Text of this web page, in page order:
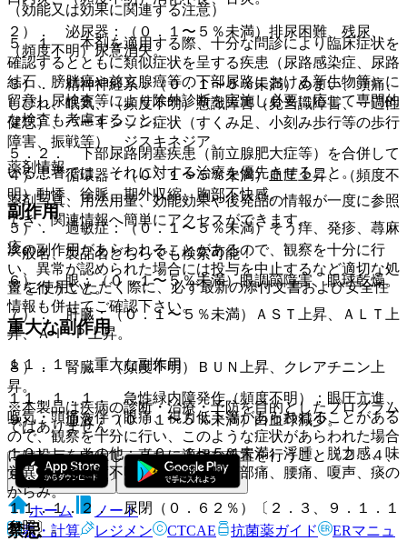
２）． 泌尿器：（０．１〜５％未満）排尿困難、残尿、
（頻度不明）尿意消失。
３）． 精神神経系：（０．１〜５％未満）めまい、頭痛、
しびれ、眠気、（頻度不明）意識障害（見当識障害、一過性
健忘）、パーキンソン症状（すくみ足、小刻み歩行等の歩行
障害、振戦等）、ジスキネジア。
４）． 循環器：（０．１〜５％未満）血圧上昇、（頻度不
明）動悸、徐脈、期外収縮、胸部不快感。
５）． 過敏症：（０．１〜５％未満）そう痒、発疹、蕁麻
疹。
６）． 眼：（０．１〜５％未満）眼調節障害、眼球乾燥。
７）． 肝臓：（０．１〜５％未満）ＡＳＴ上昇、ＡＬＴ上
昇、Ａｌ−Ｐ上昇。
８）． 腎臓：（頻度不明）ＢＵＮ上昇、クレアチニン上
昇。
９）． 血液：（０．１〜５％未満）白血球減少。
１０）． その他：（０．１〜５％未満）浮腫、脱力感、味
覚異常、（頻度不明）倦怠感、咽頭部痛、腰痛、嗄声、痰の
からみ。
禁忌
（効能又は効果に関連する注意）
５．１． 本剤を適用する際、十分な問診により臨床症状を
確認するとともに類似症状を呈する疾患（尿路感染症、尿路
結石、膀胱癌や前立腺癌等の下部尿路における新生物等）に
留意し尿検査等により除外診断を実施し必要に応じて専門的
な検査も考慮すること。
５．２． 下部尿路閉塞疾患（前立腺肥大症等）を合併して
いる患者では、それに対する治療を優先させること。
副作用
次の副作用があらわれることがあるので、観察を十分に行
い、異常が認められた場合には投与を中止するなど適切な処
置を行うこと。
重大な副作用
１１．１． 重大な副作用
１１．１．１． 急性緑内障発作（頻度不明）：眼圧亢進、
嘔気・頭痛を伴う眼痛、視力低下等があらわれることがある
ので、観察を十分に行い、このような症状があらわれた場合
には投与を中止し、直ちに適切な処置を行うこと〔２．４、
９．１．２参照〕。
１１．１．２． 尿閉（０．６２％）〔２．３、９．１．１
参照〕。
薬剤情報
薬剤写真、用法用量、効能効果や後発品の情報が一度に参照
でき、関連情報へ簡単にアクセスができます。
一般名、製品名どちらでも検索可能！
※ ご使用いただく際に、必ず最新の添付文書および安全性
情報も併せてご確認下さい。
※本製品は疾病の診断・治療・予防を目的としたプログラム
ではありません。
ホーム
ノート
表・計算
レジメン CTCAE 抗菌薬ガイド
ERマニュ